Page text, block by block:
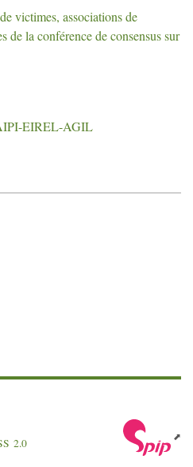
victimes, associations de
de la conférence de consensus sur
-EIREL-AGIL
2.0